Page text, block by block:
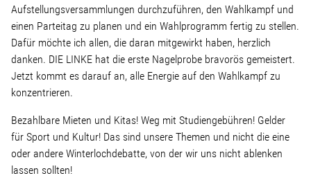
Aufstellungsversammlungen durchzuführen, den Wahlkampf und
einen Parteitag zu planen und ein Wahlprogramm fertig zu stellen.
Dafür möchte ich allen, die daran mitgewirkt haben, herzlich
danken. DIE LINKE hat die erste Nagelprobe bravorös gemeistert.
Jetzt kommt es darauf an, alle Energie auf den Wahlkampf zu
konzentrieren.
Bezahlbare Mieten und Kitas! Weg mit Studiengebühren! Gelder
für Sport und Kultur! Das sind unsere Themen und nicht die eine
oder andere Winterlochdebatte, von der wir uns nicht ablenken
lassen sollten!